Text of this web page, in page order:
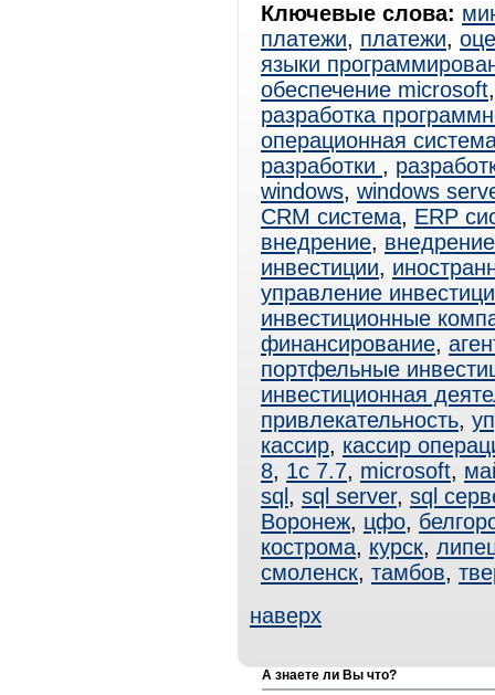
Ключевые слова:
платежи, платежи,
языки
обеспечение microsoft
разработка
операционная
разработки ,
windows, windows
CRM система, ERP
внедрение,
инвестиции,
управление
инвестиционные
финансирование,
портфельные
инвестиционная
привлекательность,
кассир, кассир
8, 1с 7.7, microsoft,
sql , sql server, sql
Воронеж, цфо,
кострома, курск,
смоленск, тамбов,
наверх
А знаете ли Вы что?